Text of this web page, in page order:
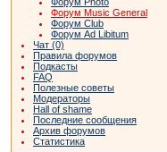
Форум Music General
Форум Club
Форум Ad Libitum
Чат (0)
Правила форумов
Подкасты
FAQ
Полезные советы
Модераторы
Hall of shame
Последние сообщения
Архив форумов
Статистика